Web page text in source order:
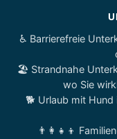
♿ Barrierefreie
🏖️ Strandnahe
wo Sie
🐕 Urlaub mit
👨‍👩‍👧‍👦